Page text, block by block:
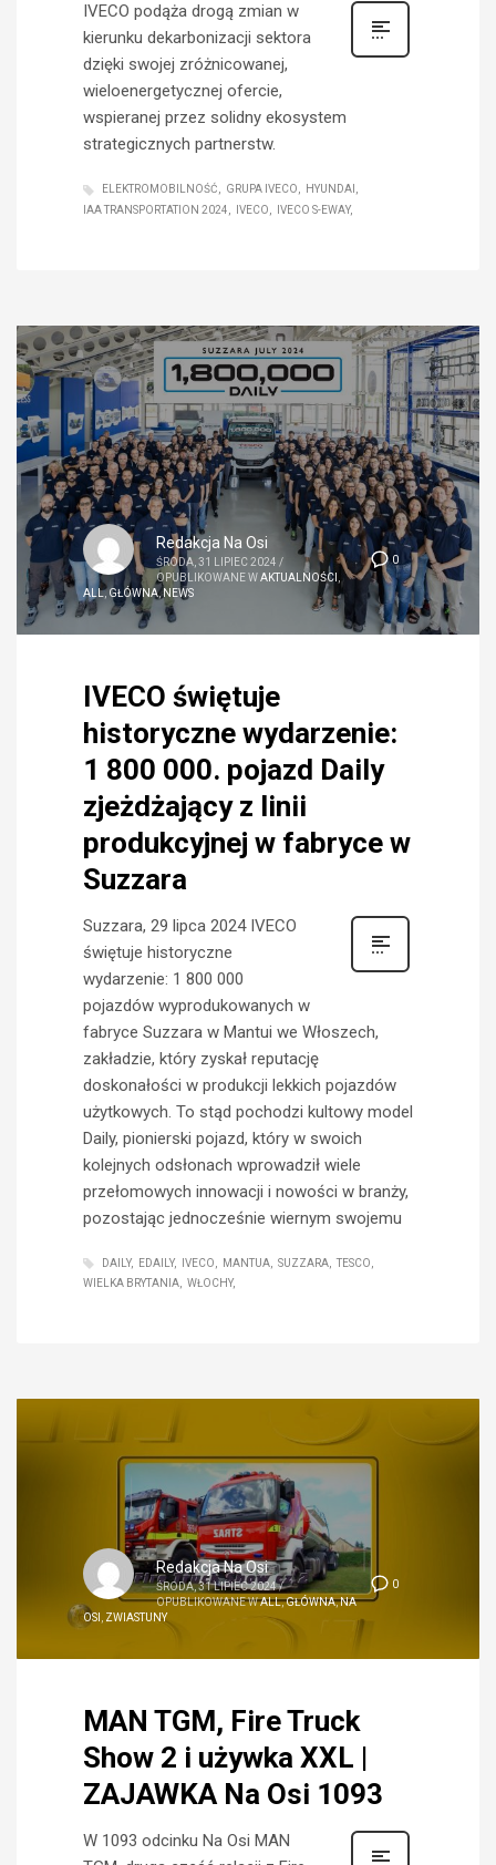
IVECO podąża drogą zmian w
kierunku dekarbonizacji sektora
dzięki swojej zróżnicowanej,
wieloenergetycznej ofercie,
wspieranej przez solidny ekosystem
strategicznych partnerstw.
ELEKTROMOBILNOŚĆ GRUPA IVECO
HYUNDAI
IAA TRANSPORTATION 2024
IVECO IVECO S-EWAY
0
Redakcja Na Osi
ŚRODA, 31 LIPIEC 2024 /
OPUBLIKOWANE WAKTUALNOŚCI
ALL,GŁÓWNA, NEWS
IVECO świętuje
historyczne wydarzenie:
1 800 000. pojazd Daily
zjeżdżający z linii
produkcyjnej w fabryce w
Suzzara
Suzzara, 29 lipca 2024 IVECO
świętuje historyczne
wydarzenie: 1 800 000
pojazdów wyprodukowanych w
fabryce Suzzara w Mantui we Włoszech,
zakładzie, który zyskał reputację
doskonałości w produkcji lekkich pojazdów
użytkowych. To stąd pochodzi kultowy model
Daily, pionierski pojazd, który w swoich
kolejnych odsłonach wprowadził wiele
przełomowych innowacji i nowości w branży,
pozostając jednocześnie wiernym swojemu
DAILY EDAILY IVECO MANTUA SUZZARA
TESCO
WIELKA BRYTANIA
WŁOCHY
0
Redakcja Na Osi
ŚRODA, 31 LIPIEC 2024/
OPUBLIKOWANE WALL,GŁÓWNA,NA
OSI
ZWIASTUNY
MAN TGM, Fire Truck
Show 2 i używka XXL |
ZAJAWKA Na Osi 1093
W 1093 odcinku Na Osi MAN